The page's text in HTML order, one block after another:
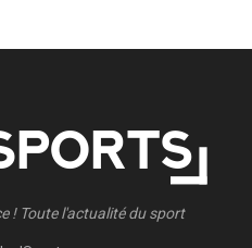
! Toute l'actualité du sport